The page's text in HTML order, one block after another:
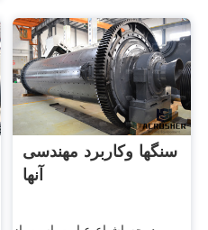
سنگها وکاربرد مهندسی
آنها